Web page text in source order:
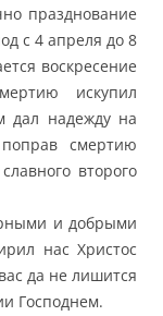
празднование
с 4 апреля до 8
воскресение
искупил
дал надежду на
смертию
второго
и добрыми
нас Христос
да не лишится
Господнем.